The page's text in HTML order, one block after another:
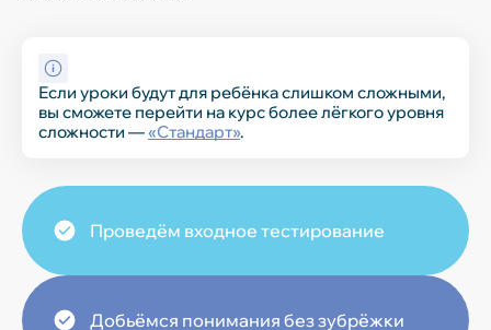
Если уроки будут для ребёнка слишком сложными,
вы сможете перейти на курс более лёгкого уровня
сложности —«Стандарт».
Проведём входное тестирование
Добьёмся понимания без зубрёжки